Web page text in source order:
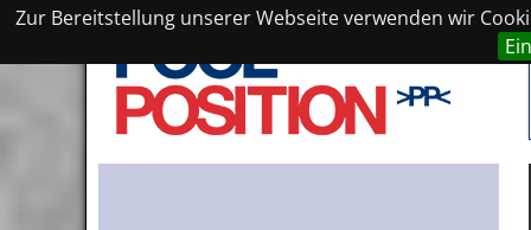
Zur Bereitstellung unserer Webseite verwenden wir